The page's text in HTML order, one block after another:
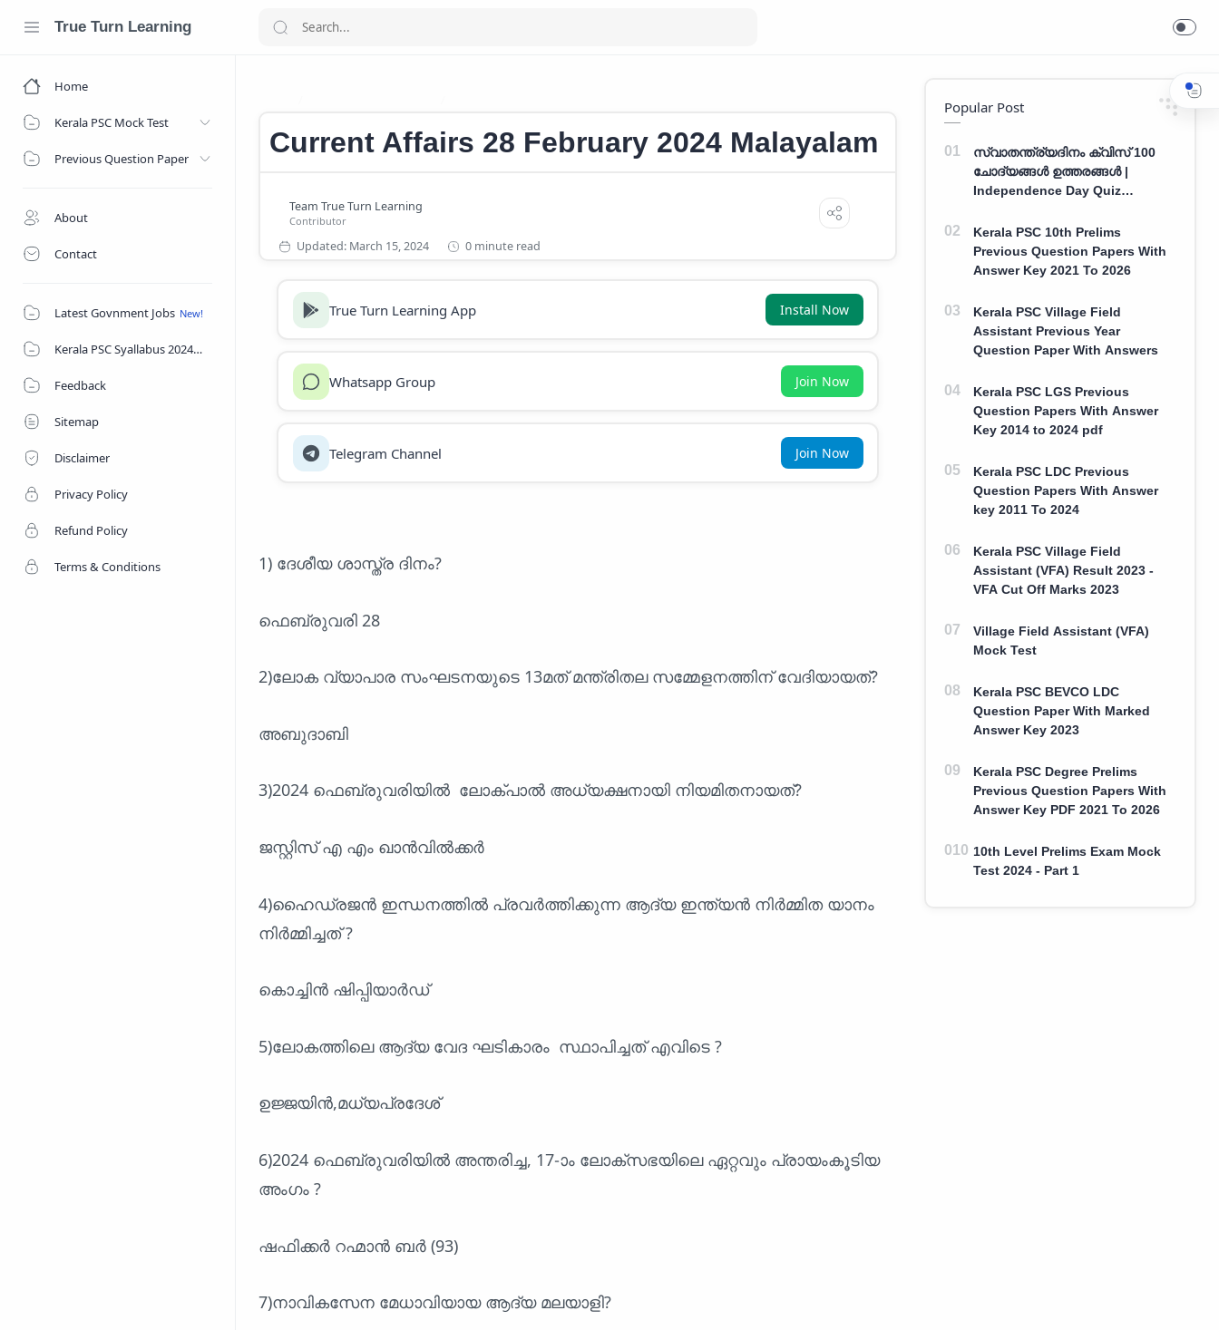
True Turn Learning
Home
Kerala PSC Mock Test
Previous Question Paper
About
Contact
Latest Govnment Jobs
Kerala PSC Syallabus 2024
Feedback
Sitemap
Disclaimer
Privacy Policy
Refund Policy
Terms & Conditions
Current Affairs 28 February 2024 Malayalam
0 minute read
True Turn Learning App Install Now
Whatsapp Group Join Now
Telegram Channel Join Now
1) ദേശീയ ശാസ്ത്ര ദിനം?
ഫെബ്രുവരി 28
2)ലോക വ്യാപാര സംഘടനയുടെ 13മത് മന്ത്രിതല സമ്മേളനത്തിന് വേദിയായത്?
അബുദാബി
3)2024 ഫെബ്രുവരിയിൽ ലോക്‌പാൽ അധ്യക്ഷനായി നിയമിതനായത്?
ജസ്റ്റിസ് എ എം ഖാൻവിൽക്കർ
4)ഹൈഡ്രജൻ ഇന്ധനത്തിൽ പ്രവർത്തിക്കുന്ന ആദ്യ ഇന്ത്യൻ നിർമ്മിത യാനം
നിർമ്മിച്ചത് ?
കൊച്ചിൻ ഷിപ്പിയാർഡ്
5)ലോകത്തിലെ ആദ്യ വേദ ഘടികാരം സ്ഥാപിച്ചത് എവിടെ ?
ഉജ്ജയിൻ,മധ്യപ്രദേശ്
6)2024 ഫെബ്രുവരിയിൽ അന്തരിച്ച, 17-ാം ലോക്സഭയിലെ ഏറ്റവും പ്രായംകൂടിയ
അംഗം ?
ഷഫിക്കർ റഹ്മാൻ ബർ (93)
7)നാവികസേന മേധാവിയായ ആദ്യ മലയാളി?
Popular Post
സ്വാതന്ത്ര്യദിനം ക്വിസ് 100
ചോദ്യങ്ങൾ ഉത്തരങ്ങൾ |
Independence Day Quiz
Answers
Kerala PSC 10th Prelims
Previous Question Papers With
Answer Key 2021 To 2026
Kerala PSC Village Field
Assistant Previous Year
Question Paper With Answers
Kerala PSC LGS Previous
Question Papers With Answer
Key 2014 to 2024 pdf
Kerala PSC LDC Previous
Question Papers With Answer
key 2011 To 2024
Kerala PSC Village Field
Assistant (VFA) Result 2023 -
VFA Cut Off Marks 2023
Village Field Assistant (VFA)
Mock Test
Kerala PSC BEVCO LDC
Question Paper With Marked
Answer Key 2023
Kerala PSC Degree Prelims
Previous Question Papers With
Answer Key PDF 2021 To 2026
10th Level Prelims Exam Mock
Test 2024 - Part 1